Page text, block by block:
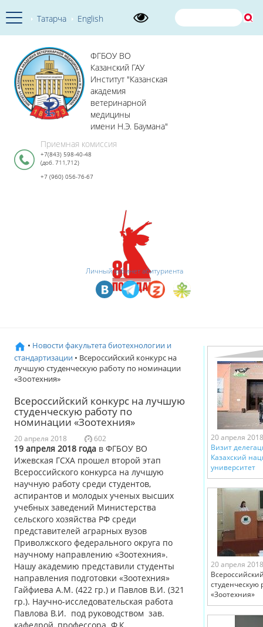
Татарча English
ФГБОУ ВО
Казанский ГАУ
Институт "Казанская
академия
ветеринарной
медицины
имени Н.Э. Баумана"
Приемная комиссия
+7(843) 598-40-48
(доб. 711,712)
+7 (960) 056-76-67
Личный кабинет абитуриента
• Новости факультета биотехнологии и
стандартизации • Всероссийский конкурс на
лучшую студенческую работу по номинации
«Зоотехния»
Всероссийский конкурс на лучшую
студенческую работу по
номинации «Зоотехния»
20 апреля 2018 602
19 апреля 2018 года в ФГБОУ ВО
Ижевская ГСХА прошел второй этап
Всероссийского конкурса на лучшую
научную работу среди студентов,
аспирантов и молодых ученых высших
учебных заведений Министерства
сельского хозяйства РФ среди
представителей аграрных вузов
Приволжского федерального округа по
научному направлению «Зоотехния».
Нашу академию представили студенты
направления подготовки «Зоотехния»
Гайфиева А.М. (422 гр.) и Павлов В.И. (321
гр.). Научно-исследовательская работа
Павлова В.И. под руководством зав.
20 апреля 2018
Визит
Казахский
университет
20 апреля 2018
«Зоотехния»